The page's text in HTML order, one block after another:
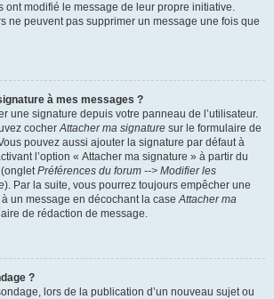
ont modifié le message de leur propre initiative.
ne peuvent pas supprimer un message une fois que
à mes messages ?
une signature depuis votre panneau de l’utilisateur.
cocherAttacher ma signature sur le formulaire de
pouvez aussi ajouter la signature par défaut à
l’option « Attacher ma signature » à partir du
(ongletPréférences du forum --> Modifier les
). Par la suite, vous pourrez toujours empêcher une
à un message en décochant la caseAttacher ma
de rédaction de message.
?
lors de la publication d’un nouveau sujet ou